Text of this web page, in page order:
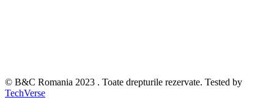
© B&C Romania 2023 . Toate drepturile rezervate. Tested by
TechVerse